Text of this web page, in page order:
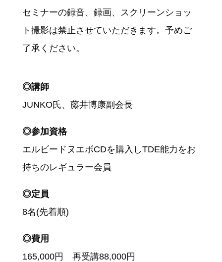
セミナーの録音、録画、スクリーンショッ
ト撮影は禁止させていただきます。予めご
了承ください。
◎講師
JUNKO氏、藤井博康副会長
◎参加資格
エルビードヌエボCDを購入しTDE能力をお
持ちのレギュラー会員
◎定員
8名(先着順)
◎費用
165,000円 再受講88,000円